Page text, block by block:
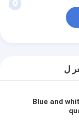
ل
Blue and